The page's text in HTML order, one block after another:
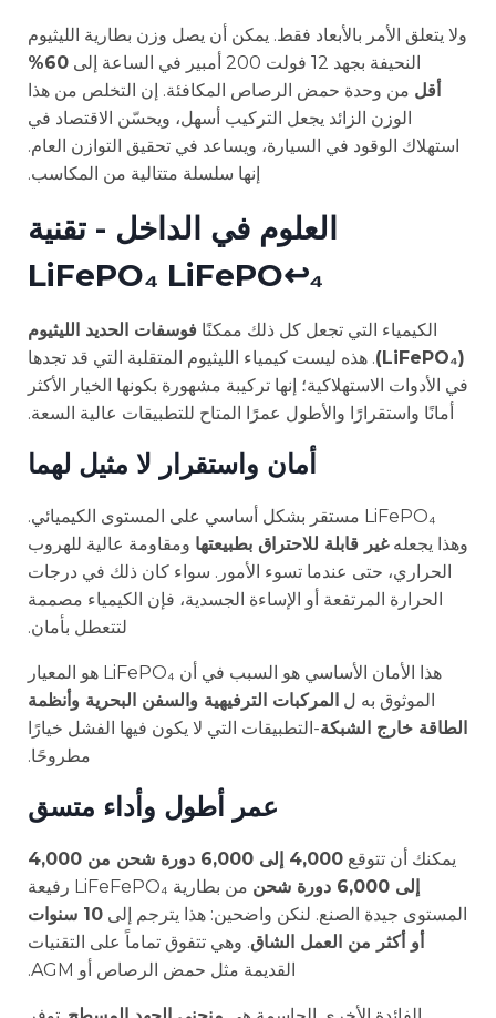
ولا يتعلق الأمر بالأبعاد فقط. يمكن أن يصل وزن بطارية الليثيوم
النحيفة بجهد 12 فولت 200 أمبير في الساعة إلى
60%
أقل من وحدة حمض الرصاص المكافئة. إن التخلص من هذا
الوزن الزائد يجعل التركيب أسهل، ويحسّن الاقتصاد في
استهلاك الوقود في السيارة، ويساعد في تحقيق التوازن العام.
إنها سلسلة متتالية من المكاسب.
العلوم في الداخل - تقنية
LiFePO₄ LiFePO↩₄
الكيمياء التي تجعل كل ذلك ممكنًا فوسفات الحديد الليثيوم
(LiFePO₄)
. هذه ليست كيمياء الليثيوم المتقلبة التي قد تجدها
في الأدوات الاستهلاكية؛ إنها تركيبة مشهورة بكونها الخيار الأكثر
أمانًا واستقرارًا والأطول عمرًا المتاح للتطبيقات عالية السعة.
أمان واستقرار لا مثيل لهما
LiFePO₄ مستقر بشكل أساسي على المستوى الكيميائي.
وهذا يجعلهغير قابلة للاحتراق بطبيعتها ومقاومة عالية للهروب
الحراري، حتى عندما تسوء الأمور. سواء كان ذلك في درجات
الحرارة المرتفعة أو الإساءة الجسدية، فإن الكيمياء مصممة
لتتعطل بأمان.
هذا الأمان الأساسي هو السبب في أن LiFePO₄ هو المعيار
الموثوق به ل المركبات الترفيهية والسفن البحرية وأنظمة
الطاقة خارج الشبكة-التطبيقات التي لا يكون فيها الفشل خيارًا
مطروحًا.
عمر أطول وأداء متسق
يمكنك أن تتوقع
4,000 إلى 6,000 دورة شحن من 4,000
إلى 6,000 دورة شحن
من بطارية LiFeFePO₄ رفيعة
المستوى جيدة الصنع. لنكن واضحين: هذا يترجم إلى
10 سنوات
أو أكثر من العمل الشاق. وهي تتفوق تماماً على التقنيات
القديمة مثل حمض الرصاص أو AGM.